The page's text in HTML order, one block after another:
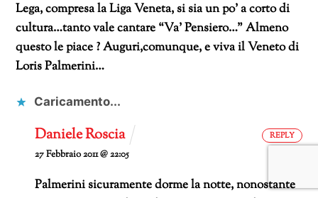
Lega, compresa la Liga Veneta, si sia un po’ a corto di
cultura…tanto vale cantare “Va’ Pensiero…” Almeno
questo le piace ?Auguri,comunque, e viva il Veneto di
Loris Palmerini…
Caricamento...
Daniele Roscia
27 Febbraio 2011 @ 22:05
Palmerini sicuramente dorme la notte, nonostante
REPLY